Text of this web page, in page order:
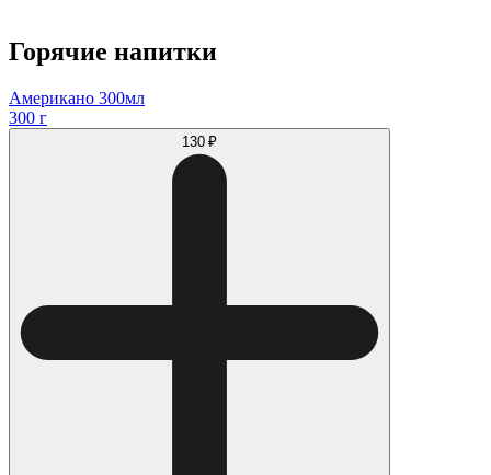
Горячие напитки
Американо 300мл
300 г
130 ₽